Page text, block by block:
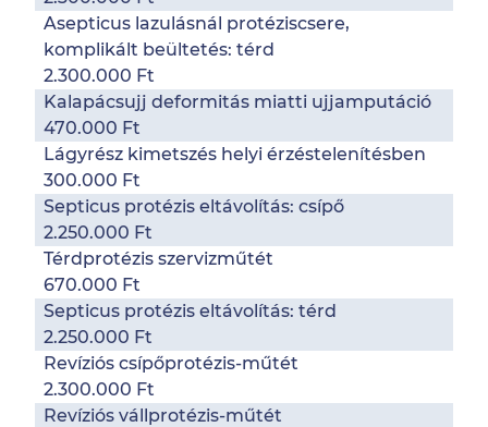
Asepticus lazulásnál protéziscsere,
komplikált beültetés: térd
2.300.000 Ft
Kalapácsujj deformitás miatti ujjamputáció
470.000 Ft
Lágyrész kimetszés helyi érzéstelenítésben
300.000 Ft
Septicus protézis eltávolítás: csípő
2.250.000 Ft
Térdprotézis szervizműtét
670.000 Ft
Septicus protézis eltávolítás: térd
2.250.000 Ft
Revíziós csípőprotézis-műtét
2.300.000 Ft
Revíziós vállprotézis-műtét